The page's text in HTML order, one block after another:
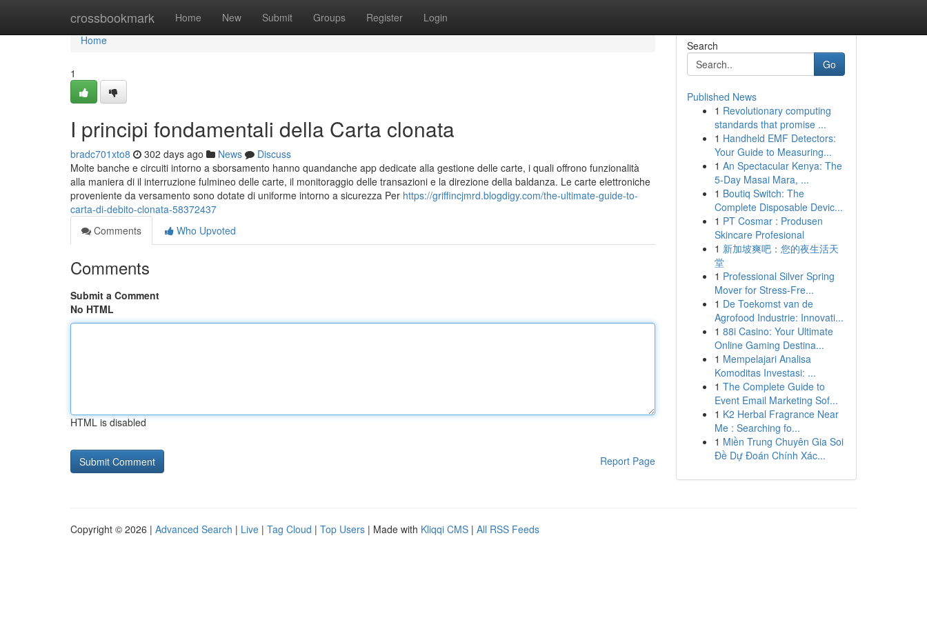
crossbookmark Home New Submit Groups Register Login
Home
Home
1
I principi fondamentali della Carta clonata
bradc701xto8 302 days ago News
Discuss
Molte banche e circuiti intorno a sborsamento hanno quandanche app dedicate alla gestione delle carte, i quali offrono funzionalità
alla maniera di il interruzione fulmineo delle carte, il monitoraggio delle transazioni e la direzione della baldanza. Le carte elettroniche
proveniente da versamento sono dotate di uniforme intorno a sicurezza Per https://griffincjmrd.blogdigy.com/the-ultimate-guide-to-
carta-di-debito-clonata-58372437
Comments
Who Upvoted
Comments
Submit a Comment
No HTML
HTML is disabled
Report Page
Search
Go
Published News
1 Revolutionary computing
standards that promise ...
1 Handheld EMF Detectors:
Your Guide to Measuring...
1 An Spectacular Kenya: The
5-Day Masai Mara, ...
1 Boutiq Switch: The
Complete Disposable Devic...
1 PT Cosmar : Produsen
Skincare Profesional
1 新加坡爽吧：您的夜生活天
堂
1 Professional Silver Spring
Mover for Stress-Fre...
1 De Toekomst van de
Agrofood Industrie: Innovati...
1 88i Casino: Your Ultimate
Online Gaming Destina...
1 Mempelajari Analisa
Komoditas Investasi: ...
1 The Complete Guide to
Event Email Marketing Sof...
1 K2 Herbal Fragrance Near
Me : Searching fo...
1 Miền Trung Chuyên Gia Soi
Đề Dự Đoán Chính Xác...
Copyright © 2026 | Advanced Search | Live | Tag Cloud | Top Users | Made with Kliqqi CMS | All RSS Feeds